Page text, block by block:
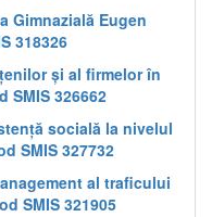
Gimnazială Eugen
318326
și al firmelor în
SMIS 326662
socială la nivelul
SMIS 327732
al traficului
SMIS 321905